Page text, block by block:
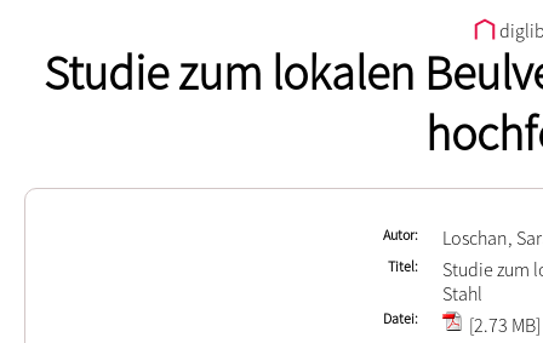
Studie zum lokalen
Autor Loschan,
Titel
Studie zum
Stahl
Datei [2.73 MB]